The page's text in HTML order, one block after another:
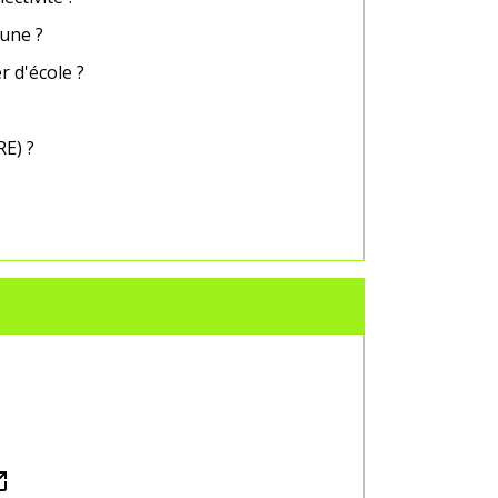
?
d'école ?
?